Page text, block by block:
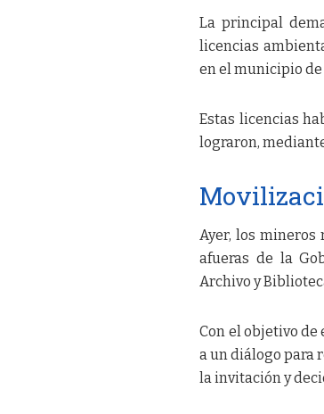
La principal
licencias
en el municipio de
Estas licencias
lograron,
Ayer, los mineros
afueras de la
Archivo y
Con el objetivo
a un diálogo para
la invitación y